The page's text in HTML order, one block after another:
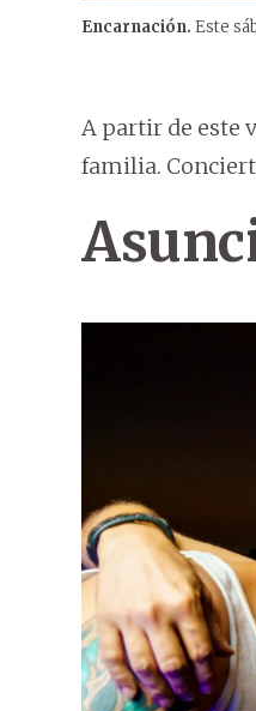
Encarnación. Este
A partir de este
familia.